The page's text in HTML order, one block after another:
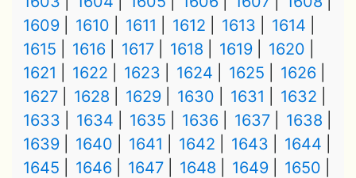
1609
1610 1611 1612 1613
1614
1615
1616 1617 1618 1619
1620
1621
1622 1623 1624 1625
1626
1627
1628 1629 1630 1631
1632
1633
1634 1635 1636 1637
1638
1639
1640 1641 1642 1643
1644
1645
1646 1647 1648 1649
1650